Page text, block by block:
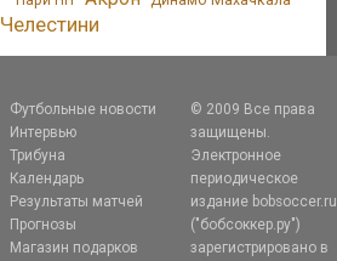
Челестини
Футбольные новости
Интервью
Трибуна
Календарь
Результаты матчей
Прогнозы
Магазин подарков
© 2009 Все права
защищены.
Электронное
периодическое
издание bobsoccer.ru
("бобсоккер.ру")
зарегистрировано в